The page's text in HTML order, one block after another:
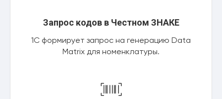
Запрос кодов в Честном ЗНАКЕ
1С формирует запрос на генерацию Data
Matrix для номенклатуры.